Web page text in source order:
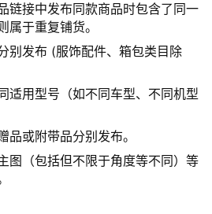
链接中发布同款商品时包含了同一
属于重复铺货。
别发布 (服饰配件、箱包类目除
适用型号（如不同车型、不同机型
品或附带品分别发布。
图（包括但不限于角度等不同）等